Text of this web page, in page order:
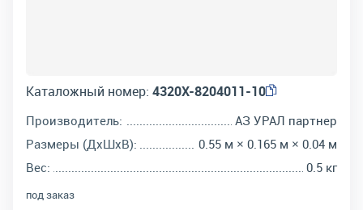
Каталожный номер: 4320Х-8204011-10
Производитель:
АЗ УРАЛ партнер
Размеры (ДхШхВ):
0.55 м × 0.165 м × 0.04 м
Вес:
0.5 кг
под заказ